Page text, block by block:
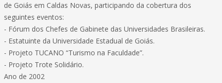
de Goiás em Caldas Novas, participando da cobertura dos
seguintes eventos:
- Fórum dos Chefes de Gabinete das Universidades Brasileiras.
- Estatuinte da Universidade Estadual de Goiás.
- Projeto TUCANO “Turismo na Faculdade”.
- Projeto Trote Solidário.
Ano de 2002